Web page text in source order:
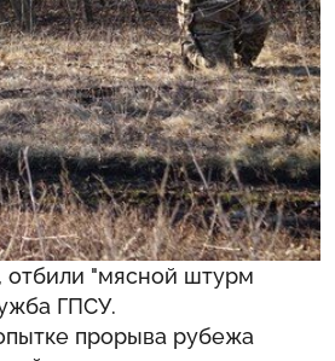
отбили "мясной штурм
ГПСУ.
прорыва рубежа